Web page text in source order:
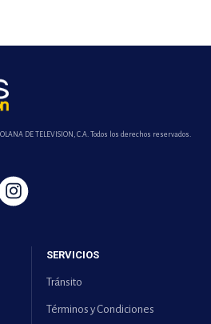
DE TELEVISION, C.A. Todos los derechos reservados.
SERVICIOS
Tránsito
Términos y Condiciones